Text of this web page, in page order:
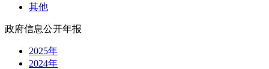
其他
政府信息公开年报
2025年
2024年